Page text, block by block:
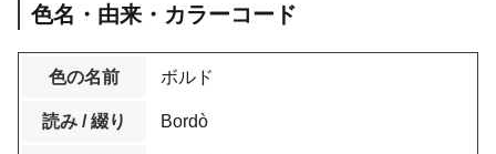
色名・由来・カラーコード
色の名前 ボルド
読み / 綴り Bordò